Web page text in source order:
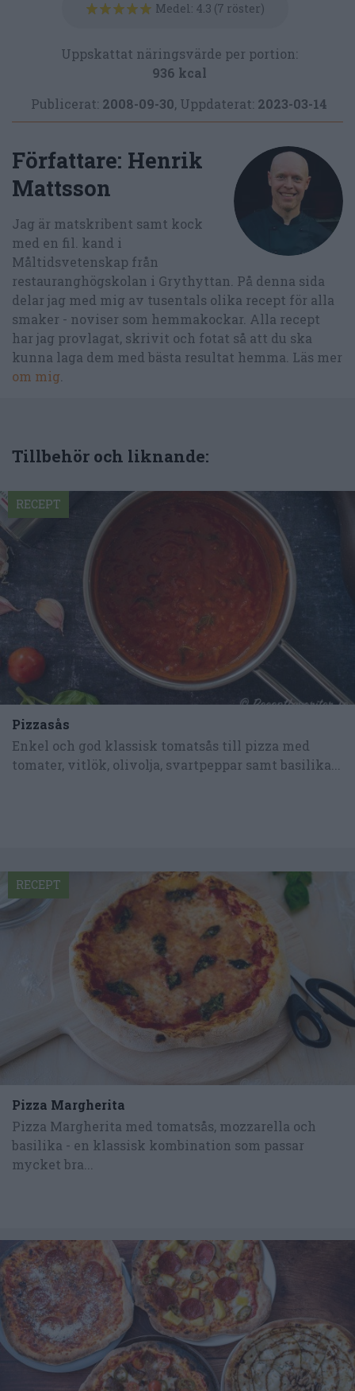
Medel: 4.3 (7 röster)
Uppskattat näringsvärde per portion:
936 kcal
Publicerat: 2008-09-30, Uppdaterat: 2023-03-14
Författare: Henrik
Mattsson
Jag är matskribent samt kock
med en fil. kand i
Måltidsvetenskap från
restauranghögskolan i Grythyttan. På denna sida
delar jag med mig av tusentals olika recept för alla
smaker - noviser som hemmakockar. Alla recept
har jag provlagat, skrivit och fotat så att du ska
kunna laga dem med bästa resultat hemma. Läs mer
om mig.
Tillbehör och liknande:
Pizzasås
Enkel och god klassisk tomatsås till pizza med
tomater, vitlök, olivolja, svartpeppar samt basilika...
RECEPT
Pizza Margherita
Pizza Margherita med tomatsås, mozzarella och
basilika - en klassisk kombination som passar
mycket bra...
RECEPT